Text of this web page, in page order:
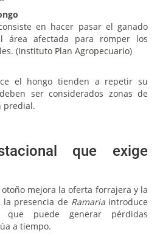
en hacer pasar el ganado
área afectada para romper los
(Instituto Plan Agropecuario)
el hongo tienden a repetir su
ser considerados zonas de
predial.
que exige
mejora la oferta forrajera y la
la presencia de Ramariaintroduce
puede generar pérdidas
a tiempo.